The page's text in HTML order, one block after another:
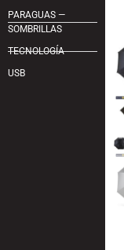
PARAGUAS —
SOMBRILLAS
TECNOLOGÍA
USB